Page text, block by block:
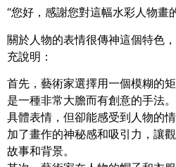
“您好，感謝您對這幅水彩人物畫
關於人物的表情很傳神這個特色
充說明：
首先，藝術家選擇用一個模糊的
是一種非常大膽而有創意的手法
具體表情，但卻能感受到人物的
加了畫作的神秘感和吸引力，讓
故事和背景。